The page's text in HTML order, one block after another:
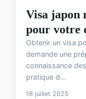
Visa japon
pour votre
Obtenir un visa
demande une
connaissance
pratique d...
18 juillet 2025